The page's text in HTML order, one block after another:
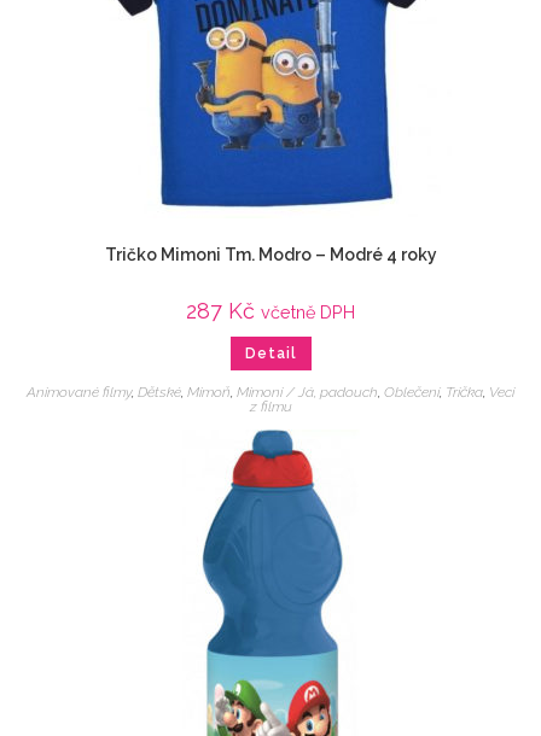
Tričko Mimoni Tm. Modro – Modré 4 roky
287 Kč včetně DPH
Detail
Animované filmy, Dětské, Mimoň, Mimoni / Já, padouch, Oblečení, Trička, Veci
z filmu